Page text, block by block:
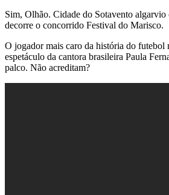
Sim, Olhão. Cidade do Sotavento algarvio
decorre o concorrido Festival do Marisco.
O jogador mais caro da história do futebol
espetáculo da cantora brasileira Paula
palco. Não acreditam?